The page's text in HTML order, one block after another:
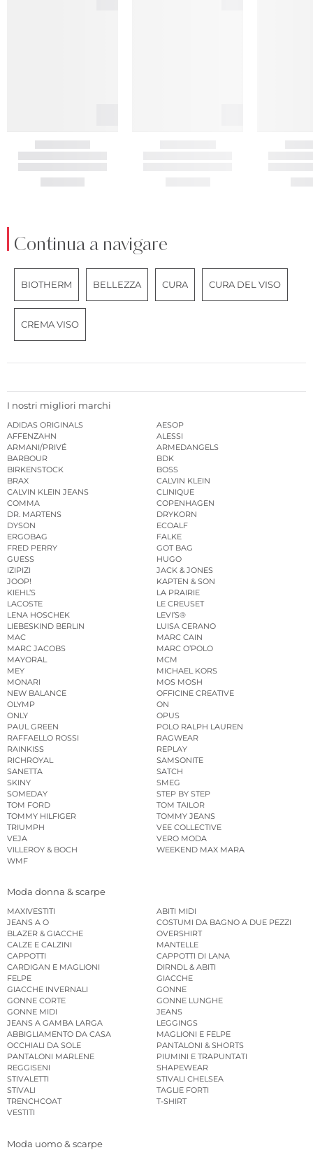
Continua a navigare
BIOTHERM BELLEZZA CURA CURA DEL VISO
CREMA VISO
I nostri migliori marchi
ADIDAS ORIGINALS
AESOP
AFFENZAHN
ALESSI
ARMANI/PRIVÉ
ARMEDANGELS
BARBOUR
BDK
BIRKENSTOCK
BOSS
BRAX
CALVIN KLEIN
CALVIN KLEIN JEANS
CLINIQUE
COMMA
COPENHAGEN
DR. MARTENS
DRYKORN
DYSON
ECOALF
ERGOBAG
FALKE
FRED PERRY
GOT BAG
GUESS
HUGO
IZIPIZI
JACK & JONES
JOOP!
KAPTEN & SON
KIEHL’S
LA PRAIRIE
LACOSTE
LE CREUSET
LENA HOSCHEK
LEVI’S®
LIEBESKIND BERLIN
LUISA CERANO
MAC
MARC CAIN
MARC JACOBS
MARC O’POLO
MAYORAL
MCM
MEY
MICHAEL KORS
MONARI
MOS MOSH
NEW BALANCE
OFFICINE CREATIVE
OLYMP
ON
ONLY
OPUS
PAUL GREEN
POLO RALPH LAUREN
RAFFAELLO ROSSI
RAGWEAR
RAINKISS
REPLAY
RICHROYAL
SAMSONITE
SANETTA
SATCH
SKINY
SMEG
SOMEDAY
STEP BY STEP
TOM FORD
TOM TAILOR
TOMMY HILFIGER
TOMMY JEANS
TRIUMPH
VEE COLLECTIVE
VEJA
VERO MODA
VILLEROY & BOCH
WEEKEND MAX MARA
WMF
Moda donna & scarpe
MAXIVESTITI
ABITI MIDI
JEANS A O
COSTUMI DA BAGNO A DUE PEZZI
BLAZER & GIACCHE
OVERSHIRT
CALZE E CALZINI
MANTELLE
CAPPOTTI
CAPPOTTI DI LANA
CARDIGAN E MAGLIONI
DIRNDL & ABITI
FELPE
GIACCHE
GIACCHE INVERNALI
GONNE
GONNE CORTE
GONNE LUNGHE
GONNE MIDI
JEANS
JEANS A GAMBA LARGA
LEGGINGS
ABBIGLIAMENTO DA CASA
MAGLIONI E FELPE
OCCHIALI DA SOLE
PANTALONI & SHORTS
PANTALONI MARLENE
PIUMINI E TRAPUNTATI
REGGISENI
SHAPEWEAR
STIVALETTI
STIVALI CHELSEA
STIVALI
TAGLIE FORTI
TRENCHCOAT
T-SHIRT
VESTITI
Moda uomo & scarpe